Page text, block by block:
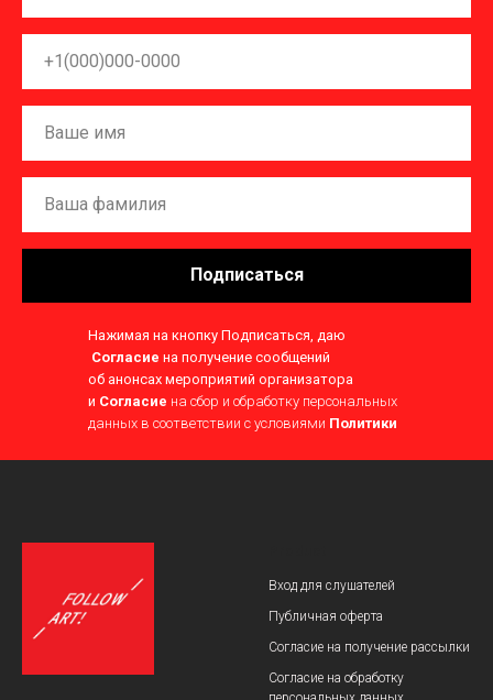
Подписаться
Нажимая на кнопку Подписаться, даю
Согласие на получение сообщений
об анонсах мероприятий организатора
и Согласие на сбор и обработку персональных
данных в соответствии с условиями Политики
Вход для слушателей
Публичная оферта
Согласие на получение рассылки
Согласие на обработку